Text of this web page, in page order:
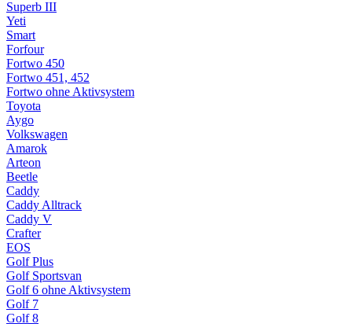
Superb III
Yeti
Smart
Forfour
Fortwo 450
Fortwo 451, 452
Fortwo ohne Aktivsystem
Toyota
Aygo
Volkswagen
Amarok
Arteon
Beetle
Caddy
Caddy Alltrack
Caddy V
Crafter
EOS
Golf Plus
Golf Sportsvan
Golf 6 ohne Aktivsystem
Golf 7
Golf 8